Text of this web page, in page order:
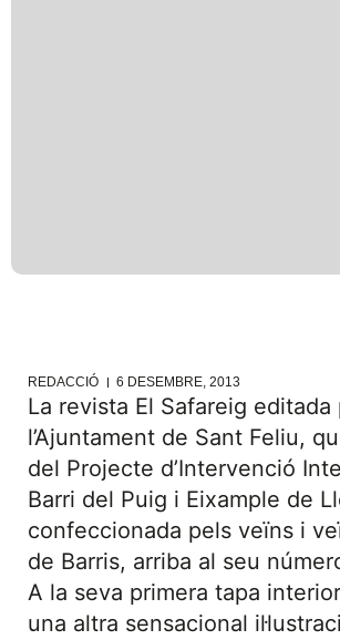
REDACCIÓ 6 DESEMBRE, 2013
La revista El Safareig editada
l’Ajuntament de Sant Feliu,
del Projecte d’Intervenció
Barri del Puig i Eixample de
confeccionada pels veïns i
de Barris, arriba al seu
A la seva primera tapa
una altra sensacional